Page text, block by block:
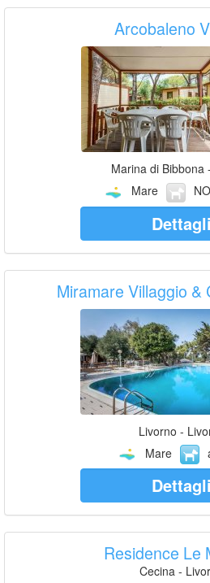
Arcobaleno
Marina di Bibbona
Mare
Dettagli
Miramare Villaggio &
Livorno -
Mare
Dettagli
Residence Le
Cecina -